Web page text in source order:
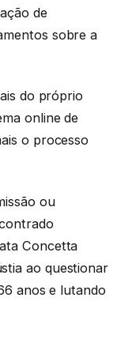
de
sobre a
do próprio
online de
o processo
ou
Concetta
ao questionar
anos e lutando